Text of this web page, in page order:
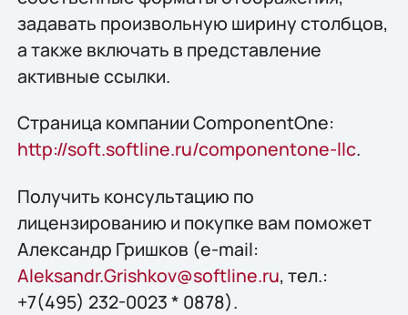
задавать произвольную ширину столбцов,
а также включать в представление
активные ссылки.
Страница компании ComponentOne:
http://soft.softline.ru/componentone-llc.
Получить конcультацию по
лицензированию и покупке вам поможет
Александр Гришков (e-mail:
Aleksandr.Grishkov@softline.ru, тел.:
+7(495) 232-0023 * 0878).